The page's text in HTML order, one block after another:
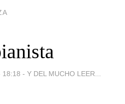
18:18 - Y DEL MUCHO LEER...